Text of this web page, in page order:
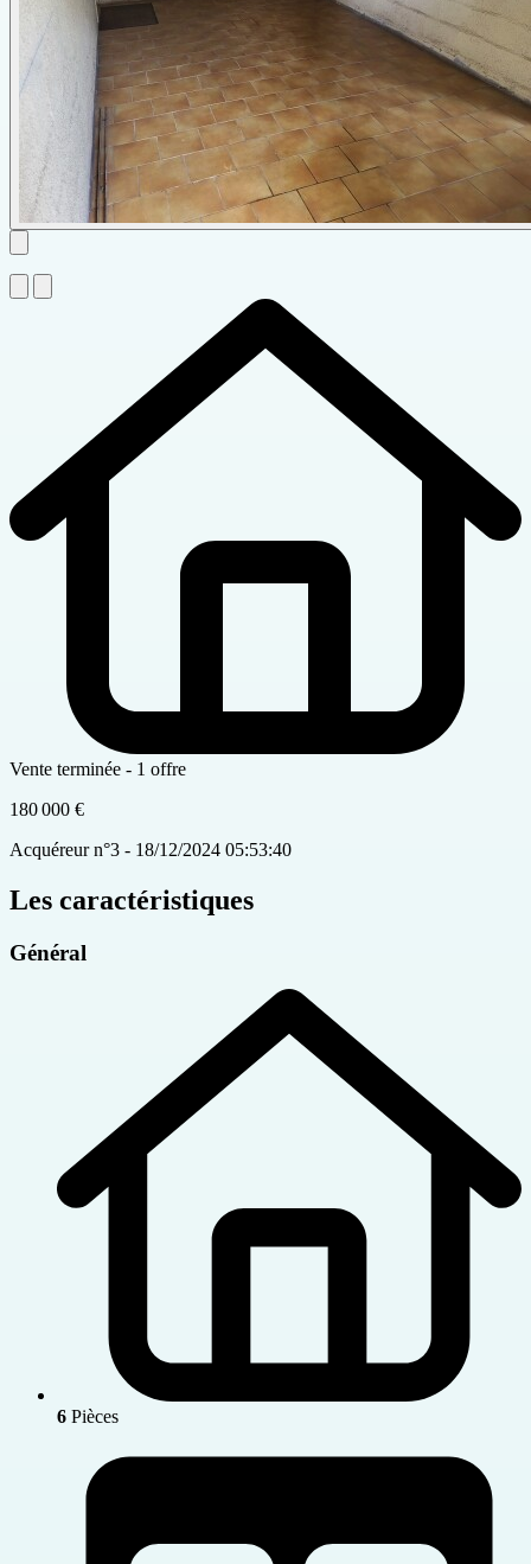
Vente terminée - 1 offre
180 000 €
Acquéreur n°3 - 18/12/2024 05:53:40
Les caractéristiques
Général
6 Pièces